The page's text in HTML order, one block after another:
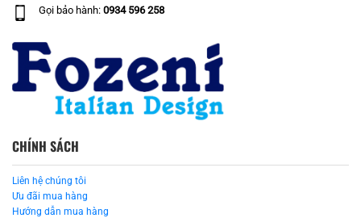
Gọi bảo hành: 0934 596 258
CHÍNH SÁCH
Liên hệ chúng tôi
Ưu đãi mua hàng
Hướng dẫn mua hàng